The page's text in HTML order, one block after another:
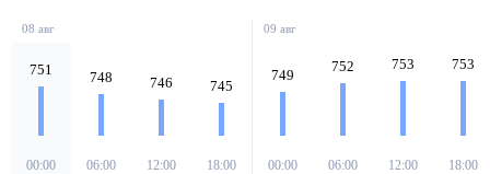
08 авг
751
00:00
748
06:00
746
12:00
745
18:00
09 авг
749
00:00
752
06:00
753
12:00
753
18:00